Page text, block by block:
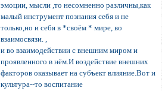
эмоции, мысли ,то несомненно различны,как
малый инструмент познания себя и не
только,но и себя в *своём * мире, во
взаимосвязи. ,
и во взаимодействии с внешним миром и
проявленного в нём.И воздействие внешних
факторов оказывает на субъект влияние.Вот и
культура--то воспитание